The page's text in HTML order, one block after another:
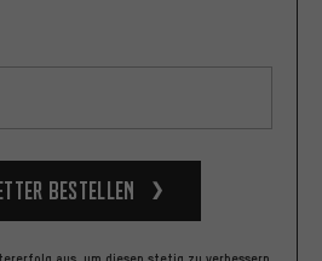
bestellen